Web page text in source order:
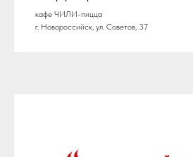
кафе ЧИЛИ-пицца
г. Новороссийск, ул. Советов, 37